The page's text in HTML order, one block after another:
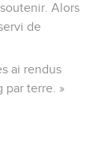
Alors
de
ai rendus
par terre. »